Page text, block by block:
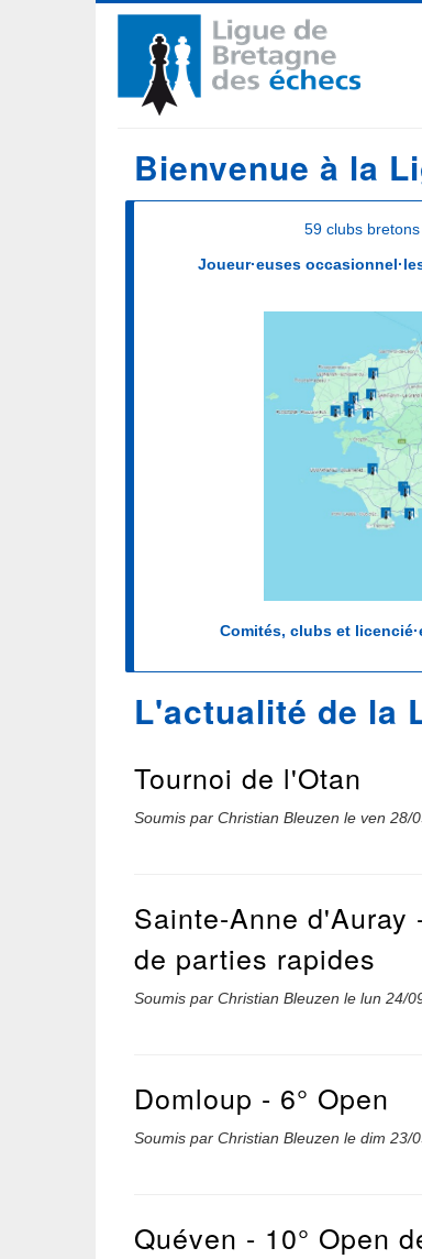
Navigation
principale
Bienvenue à la
59 clubs
Joueur·euses
Comités, clubs et
L'actualité de la
Tournoi de l'Otan
Soumis par Christian Bleuzen le ven 28/
Sainte-Anne d'Auray
de parties rapides
Soumis par Christian Bleuzen le lun 24/
Domloup - 6° Open
Soumis par Christian Bleuzen le dim 23/
Quéven - 10° Open